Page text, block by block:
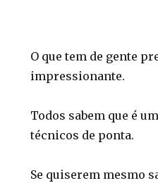
O que tem de gente
impressionante.
Todos sabem que é
técnicos de ponta.
Se quiserem mesmo